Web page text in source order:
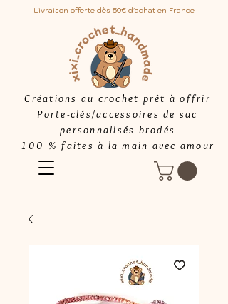
Créations au crochet prêt à offrir
Porte-clés/accessoires de sac
personnalisés brodés
100 % faites à la main avec amour
Livraison offerte dès 50€ d'achat en France